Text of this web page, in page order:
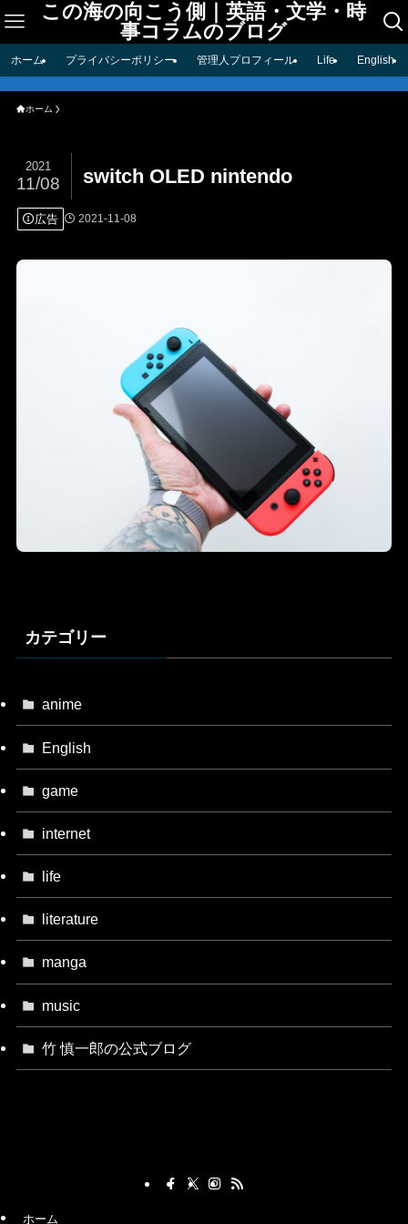
この海の向こう側｜英語・文学・時
事コラムのブログ
ホーム プライバシーポリシー 管理人プロフィール Life English
ホーム
switch OLED nintendo
2021
11/08
広告 2021-11-08
カテゴリー
anime
English
game
internet
life
literature
manga
music
竹 慎一郎の公式ブログ
ホーム